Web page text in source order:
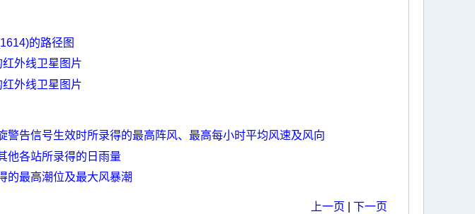
的路径图
外线卫星图片
外线卫星图片
警告信号生效时所录得的最高阵风、最高每小时平均风速及风向
他各站所录得的日雨量
的最高潮位及最大风暴潮
上一页 下一页